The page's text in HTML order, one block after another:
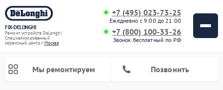
FIX-DELONGHI
Ремонт устройств DeLonghi
Специализированный
cервисный центр г.Москва
+7 (495) 023-73-25
Ежедневно с 9:00 до 21:00
+7 (800) 100-33-26
Звонок бесплатный по РФ
Мы ремонтируем Позвонить